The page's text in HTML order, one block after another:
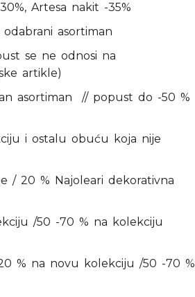
Artesa nakit -35%
asortiman
se ne odnosi na
artikle)
asortiman // popust do -50 %
i ostalu obuću koja nije
/ 20 % Najoleari dekorativna
/50 -70 % na kolekciju
% na novu kolekciju /50 -70 %